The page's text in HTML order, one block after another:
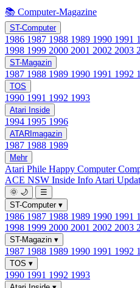
📚 Computer-Magazine
ST-Computer
1986 1987 1988 1989 1990 1991
1998 1999 2000 2001 2002 2003
ST-Magazin
1987 1988 1989 1990 1991 1992
TOS
1990 1991 1992 1993
Atari Inside
1994 1995 1996
ATARImagazin
1987 1988 1989
Mehr
Atari Phile Happy Computer
ACE NSW Inside Info Atari
🌞 🌙
☰
ST-Computer ▾
1986 1987 1988 1989 1990 1991
1998 1999 2000 2001 2002 2003
ST-Magazin ▾
1987 1988 1989 1990 1991 1992
TOS ▾
1990 1991 1992 1993